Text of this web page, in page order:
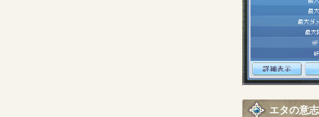
エタの意